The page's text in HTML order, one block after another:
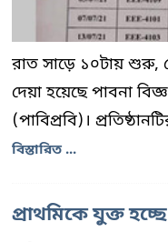
রাত সাড়ে ১০টায় শুরু,
দেয়া হয়েছে পাবনা
(পাবিপ্রবি)।
বিস্তারিত ...
প্রাথমিকে যুক্ত